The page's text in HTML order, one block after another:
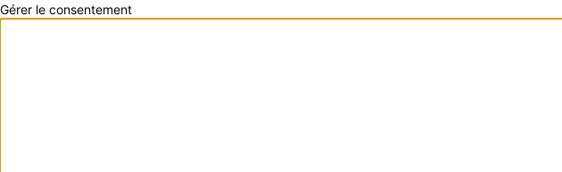
Gérer le consentement